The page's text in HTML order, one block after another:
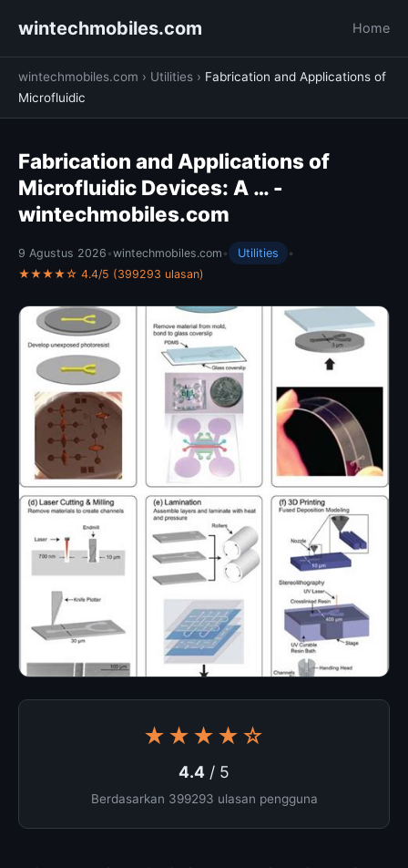
wintechmobiles.com Home
wintechmobiles.com › Utilities › Fabrication and Applications of
Microfluidic
Fabrication and Applications of
Microfluidic Devices: A … -
wintechmobiles.com
9 Agustus 2026 •wintechmobiles.com • Utilities
•
★★★★☆ 4.4/5 (399293 ulasan)
★★★★☆
4.4 / 5
Berdasarkan 399293 ulasan pengguna